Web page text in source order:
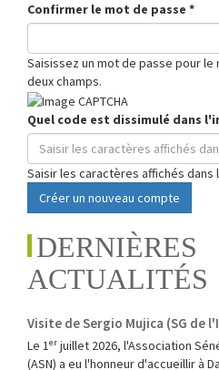
Confirmer le mot de passe *
Saisissez un mot de passe pour le
deux champs.
Quel code est dissimulé dans
Saisir les caractères affichés dans
Créer un nouveau compte
DERNIÈRES
ACTUALITÉS
Visite de Sergio Mujica (SG de
Le 1ᵉʳ juillet 2026, l'Association
(ASN) a eu l'honneur d'accueillir à